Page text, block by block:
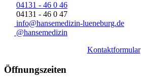
04131 - 46 0 46
04131 - 46 0 47
info@hansemedizin-lueneburg.de
@hansemedizin
Kontaktformular
Öffnungszeiten